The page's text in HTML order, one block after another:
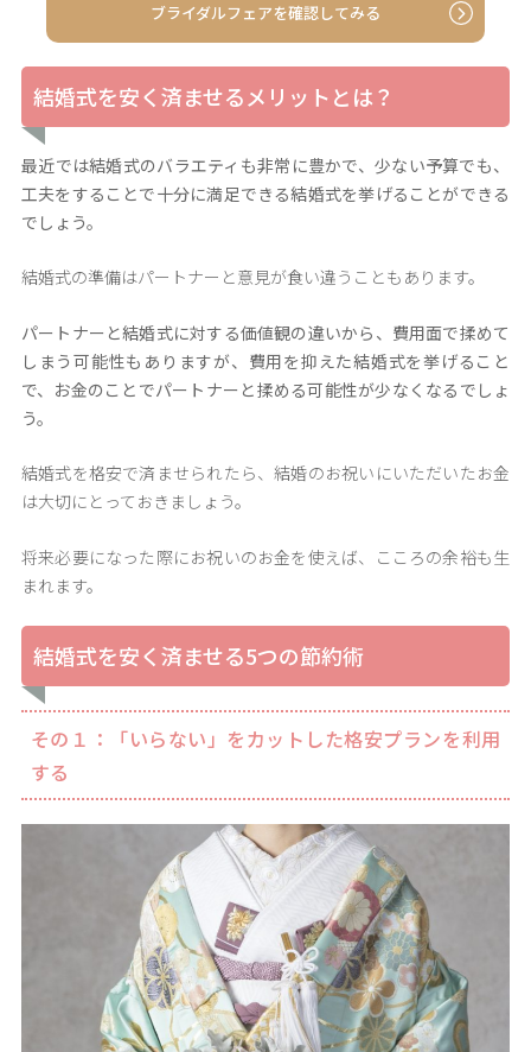
ブライダルフェアを確認してみる
結婚式を安く済ませるメリットとは？
最近では結婚式のバラエティも非常に豊かで、少ない予算でも、
工夫をすることで十分に満足できる結婚式を挙げることができる
でしょう。
結婚式の準備はパートナーと意見が食い違うこともあります。
パートナーと結婚式に対する価値観の違いから、費用面で揉めて
しまう可能性もありますが、費用を抑えた結婚式を挙げること
で、お金のことでパートナーと揉める可能性が少なくなるでしょ
う。
結婚式を格安で済ませられたら、結婚のお祝いにいただいたお金
は大切にとっておきましょう。
将来必要になった際にお祝いのお金を使えば、こころの余裕も生
まれます。
結婚式を安く済ませる5つの節約術
その１：「いらない」をカットした格安プランを利用
する